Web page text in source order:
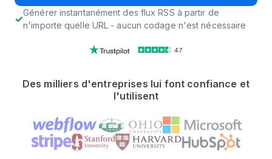
Générer instantanément des flux RSS à partir de
n'importe quelle URL - aucun codage n'est nécessaire
4.7
Des milliers d'entreprises lui font confiance et
l'utilisent